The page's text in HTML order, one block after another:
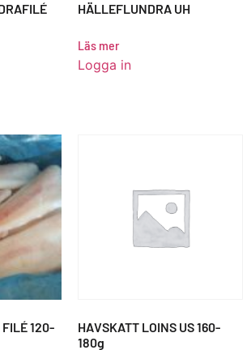
HÄLLEFLUNDRA UH
Läs mer
Logga in
120-
HAVSKATT LOINS US 160-
180g